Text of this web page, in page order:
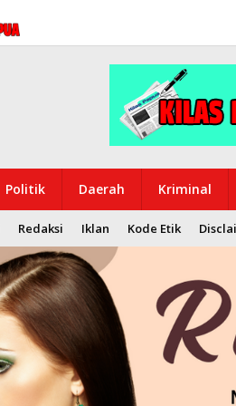
Politik Daerah Kriminal
Redaksi Iklan Kode Etik